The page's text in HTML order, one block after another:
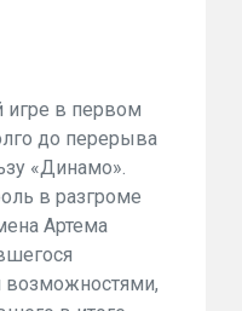
игре в первом
до перерыва
«Динамо».
в разгроме
Артема
возможностями,